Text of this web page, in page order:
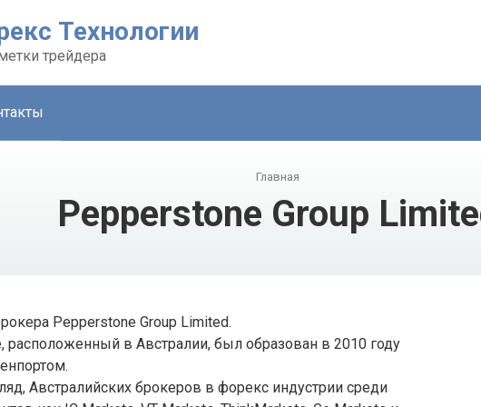
Технологии
трейдера
Главная
Pepperstone Group
Pepperstone Group Limited.
расположенный в Австралии, был образован в 2010 году
Австралийских брокеров в форекс индустрии среди